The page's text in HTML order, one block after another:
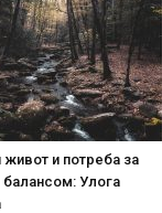
и потреба за
Улога